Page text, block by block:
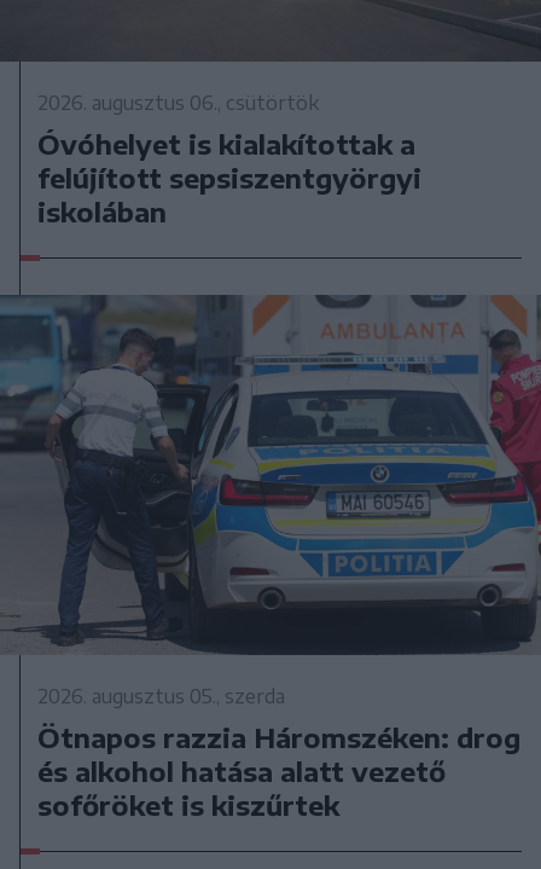
2026. augusztus 06., csütörtök
Óvóhelyet is kialakítottak a
felújított sepsiszentgyörgyi
iskolában
2026. augusztus 05., szerda
Ötnapos razzia Háromszéken: drog
és alkohol hatása alatt vezető
sofőröket is kiszűrtek